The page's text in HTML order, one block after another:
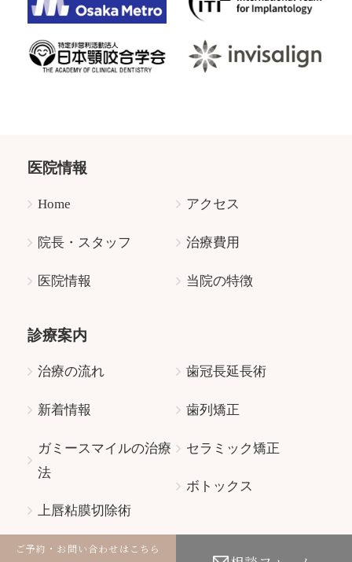
医院情報
Home
院長・スタッフ
医院情報
アクセス
治療費用
当院の特徴
診療案内
治療の流れ
新着情報
ガミースマイルの治療
法
上唇粘膜切除術
歯冠長延長術
歯列矯正
セラミック矯正
ボトックス
ご予約・お問い合わせはこちら